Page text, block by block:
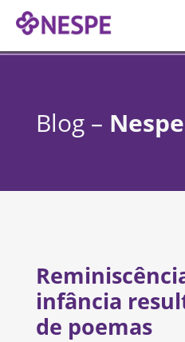
Blog – Nespe
infância
de poemas